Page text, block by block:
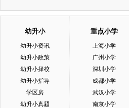
幼升小
幼升小资讯
幼升小政策
幼升小择校
幼升小指导
学区房
幼升小真题
重点小学
上海小学
广州小学
深圳小学
成都小学
武汉小学
南京小学